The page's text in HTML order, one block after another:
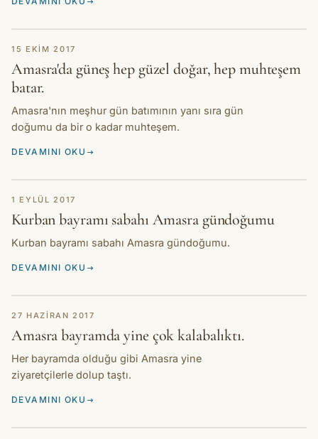
HIKAYE
15 EKIM 2017
Amasra'da güneş hep güzel doğar, hep muhteşem
batar.
Amasra'nın meşhur gün batımının yanı sıra gün
doğumu da bir o kadar muhteşem.
DEVAMINI OKU
HIKAYE
1 EYLÜL 2017
Kurban bayramı sabahı Amasra gündoğumu
Kurban bayramı sabahı Amasra gündoğumu.
DEVAMINI OKU
HIKAYE
27 HAZIRAN 2017
Amasra bayramda yine çok kalabalıktı.
Her bayramda olduğu gibi Amasra yine
ziyaretçilerle dolup taştı.
DEVAMINI OKU